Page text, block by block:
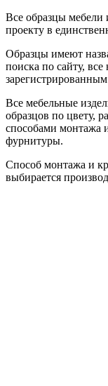
Все образцы мебели
проекту в
Образцы имеют
поиска по сайту, все
Все мебельные
образцов по цвету,
способами монтажа
фурнитуры.
Способ монтажа и
выбирается